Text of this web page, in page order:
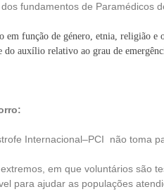
fundamentos de Paramédicos
em função de género, etnia, religião
do auxílio relativo ao grau de
Internacional–PCI não toma
em que voluntários são
para ajudar as populações